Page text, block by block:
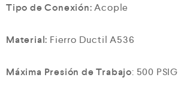
Tipo de Conexión:Acople
Material: Fierro Ductil A536
Máxima Presión de Trabajo: 500 PSIG